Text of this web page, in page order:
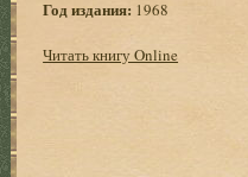
Год издания: 1968
Читать книгу Online